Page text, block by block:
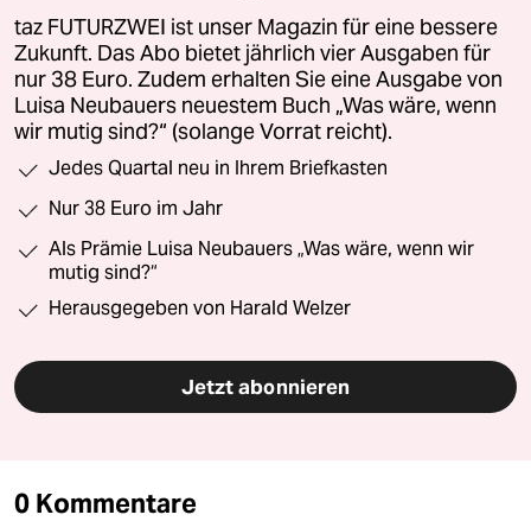
taz FUTURZWEI ist unser Magazin für eine bessere
Zukunft. Das Abo bietet jährlich vier Ausgaben für
nur 38 Euro. Zudem erhalten Sie eine Ausgabe von
Luisa Neubauers neuestem Buch „Was wäre, wenn
wir mutig sind?“ (solange Vorrat reicht).
Jedes Quartal neu in Ihrem Briefkasten
Nur 38 Euro im Jahr
Als Prämie Luisa Neubauers „Was wäre, wenn wir
mutig sind?“
Herausgegeben von Harald Welzer
Jetzt abonnieren
0 Kommentare